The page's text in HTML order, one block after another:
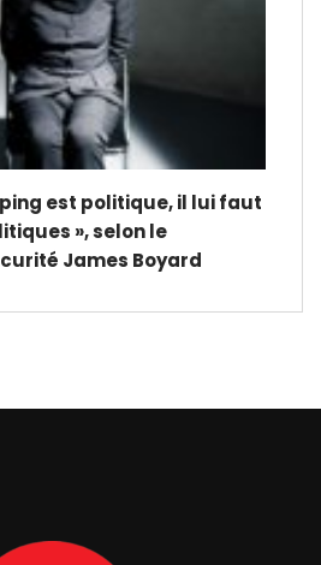
est politique, il lui faut
», selon le
James Boyard